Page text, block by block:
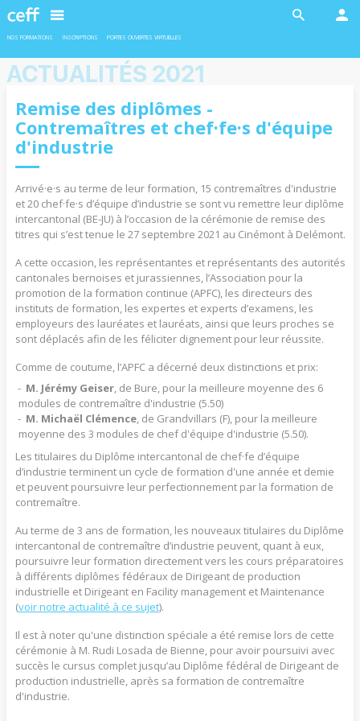
NOS FORMATIONS INSCRIPTIONS PORTES OUVERTES VIRTUELLES
ACTUALITÉS 2021
Remise des diplômes -
Contremaîtres et chef·fe·s d'équipe
d'industrie
Arrivé·e·s au terme de leur formation, 15 contremaîtres d'industrie
et 20 chef·fe·s d’équipe d’industrie se sont vu remettre leur diplôme
intercantonal (BE-JU) à l’occasion de la cérémonie de remise des
titres qui s’est tenue le 27 septembre 2021 au Cinémont à Delémont.
A cette occasion, les représentantes et représentants des autorités
cantonales bernoises et jurassiennes, l’Association pour la
promotion de la formation continue (APFC), les directeurs des
instituts de formation, les expertes et experts d’examens, les
employeurs des lauréates et lauréats, ainsi que leurs proches se
sont déplacés afin de les féliciter dignement pour leur réussite.
Comme de coutume, l’APFC a décerné deux distinctions et prix:
M. Jérémy Geiser, de Bure, pour la meilleure moyenne des 6
modules de contremaître d'industrie (5.50)
M. Michaël Clémence, de Grandvillars (F), pour la meilleure
moyenne des 3 modules de chef d'équipe d'industrie (5.50).
Les titulaires du Diplôme intercantonal de chef·fe d’équipe
d’industrie terminent un cycle de formation d'une année et demie
et peuvent poursuivre leur perfectionnement par la formation de
contremaître.
Au terme de 3 ans de formation, les nouveaux titulaires du Diplôme
intercantonal de contremaître d’industrie peuvent, quant à eux,
poursuivre leur formation directement vers les cours préparatoires
à différents diplômes fédéraux de Dirigeant de production
industrielle et Dirigeant en Facility management et Maintenance
(voir notre actualité à ce sujet).
Il est à noter qu'une distinction spéciale a été remise lors de cette
cérémonie à M. Rudi Losada de Bienne, pour avoir poursuivi avec
succès le cursus complet jusqu’au Diplôme fédéral de Dirigeant de
production industrielle, après sa formation de contremaître
d'industrie.
Ateliers robotiques
Deux ateliers sont proposés en
collaboration avec l'EPFL aux filles et
garçons de 11 à 13 ans.
INDUSTRIE
En savoir plus
L’admission pour les formations duales
est soumise à la conclusion d’un contrat
d’apprentissage avec une entreprise
formatrice.
En savoir plus